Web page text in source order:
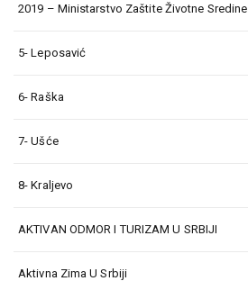
2019 – Ministarstvo Zaštite Životne Sredine
5- Leposavić
6- Raška
7- Ušće
8- Kraljevo
AKTIVAN ODMOR I TURIZAM U SRBIJI
Aktivna Zima U Srbiji